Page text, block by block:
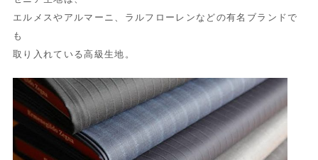
エルメスやアルマーニ、ラルフローレンなどの有名ブランドで
も
取り入れている高級生地。